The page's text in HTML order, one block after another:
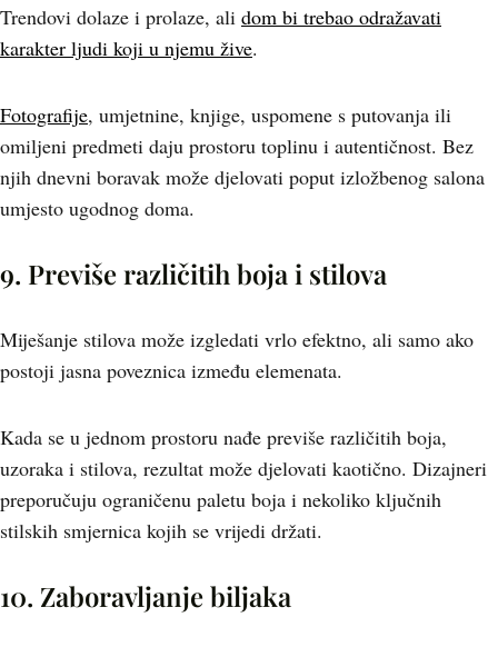
Trendovi dolaze i prolaze, ali dom bi trebao odražavati
karakter ljudi koji u njemu žive.
Fotografije, umjetnine, knjige, uspomene s putovanja ili
omiljeni predmeti daju prostoru toplinu i autentičnost. Bez
njih dnevni boravak može djelovati poput izložbenog salona
umjesto ugodnog doma.
9. Previše različitih boja i stilova
Miješanje stilova može izgledati vrlo efektno, ali samo ako
postoji jasna poveznica između elemenata.
Kada se u jednom prostoru nađe previše različitih boja,
uzoraka i stilova, rezultat može djelovati kaotično. Dizajneri
preporučuju ograničenu paletu boja i nekoliko ključnih
stilskih smjernica kojih se vrijedi držati.
10. Zaboravljanje biljaka